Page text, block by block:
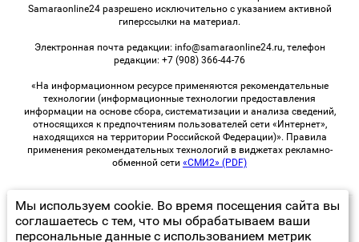
Samaraonline24 разрешено исключительно с указанием активной
гиперссылки на материал.
Электронная почта редакции: info@samaraonline24.ru, телефон
редакции: +7 (908) 366-44-76
«На информационном ресурсе применяются рекомендательные
технологии (информационные технологии предоставления
информации на основе сбора, систематизации и анализа сведений,
относящихся к предпочтениям пользователей сети «Интернет»,
находящихся на территории Российской Федерации)». Правила
применения рекомендательных технологий в виджетах рекламно-
обменной сети «СМИ2» (PDF)
© 2026 «samaraOnline24» | Все права защищены
Возрастная категория сайта 16+
Мы используем cookie. Во время посещения сайта вы
соглашаетесь с тем, что мы обрабатываем ваши
персональные данные с использованием метрик